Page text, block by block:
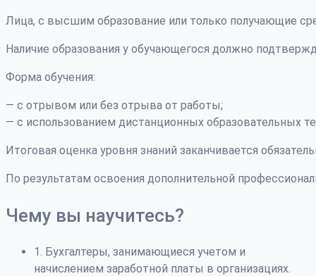
Лица, с высшим образование или только получающие
Наличие образования у обучающегося должно
Форма обучения:
— с отрывом или без отрыва от работы;
— с использованием дистанционных образовательных
Итоговая оценка уровня знаний заканчивается
По результатам освоения дополнительной
Чему вы научитесь?
1. Бухгалтеры, занимающиеся учетом и
начислением заработной платы в организациях.